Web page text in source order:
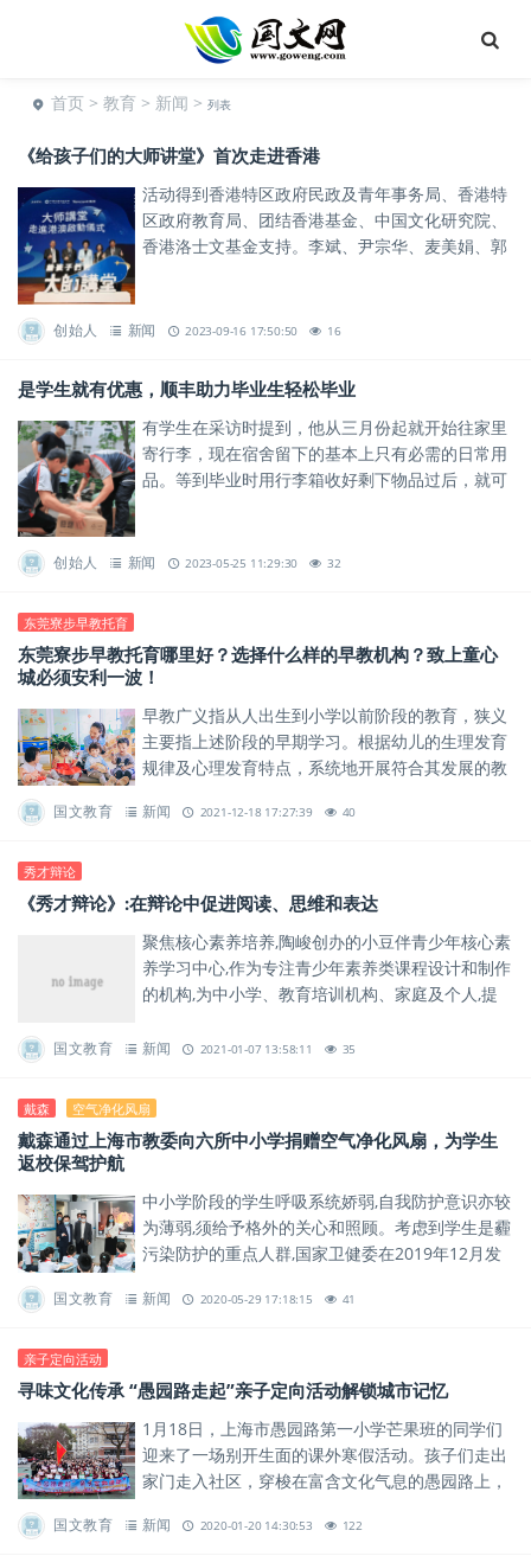
首页 > 教育 > 新闻 > 列表
《给孩子们的大师讲堂》首次走进香港
活动得到香港特区政府民政及青年事务局、香港特
区政府教育局、团结香港基金、中国文化研究院、
香港洛士文基金支持。李斌、尹宗华、麦美娟、郭
创始人 新闻 2023-09-16 17:50:50 16
是学生就有优惠，顺丰助力毕业生轻松毕业
有学生在采访时提到，他从三月份起就开始往家里
寄行李，现在宿舍留下的基本上只有必需的日常用
品。等到毕业时用行李箱收好剩下物品过后，就可
创始人 新闻 2023-05-25 11:29:30 32
东莞寮步早教托育
东莞寮步早教托育哪里好？选择什么样的早教机构？致上童心
城必须安利一波！
早教广义指从人出生到小学以前阶段的教育，狭义
主要指上述阶段的早期学习。根据幼儿的生理发育
规律及心理发育特点，系统地开展符合其发展的教
国文教育 新闻 2021-12-18 17:27:39 40
秀才辩论
《秀才辩论》:在辩论中促进阅读、思维和表达
聚焦核心素养培养,陶峻创办的小豆伴青少年核心素
养学习中心,作为专注青少年素养类课程设计和制作
的机构,为中小学、教育培训机构、家庭及个人,提
国文教育 新闻 2021-01-07 13:58:11 35
戴森 空气净化风扇
戴森通过上海市教委向六所中小学捐赠空气净化风扇，为学生
返校保驾护航
中小学阶段的学生呼吸系统娇弱,自我防护意识亦较
为薄弱,须给予格外的关心和照顾。考虑到学生是霾
污染防护的重点人群,国家卫健委在2019年12月发
室空气质量...
国文教育 新闻 2020-05-29 17:18:15 41
亲子定向活动
寻味文化传承 “愚园路走起”亲子定向活动解锁城市记忆
1月18日，上海市愚园路第一小学芒果班的同学们
迎来了一场别开生面的课外寒假活动。孩子们走出
家门走入社区，穿梭在富含文化气息的愚园路上，
国文教育 新闻 2020-01-20 14:30:53 122